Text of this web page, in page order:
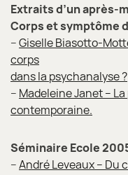
Extraits d’un après-
Corps et symptôme
–Giselle Biasotto-
corps
dans la psychanalyse ?
– Madeleine Janet –
contemporaine.
Séminaire Ecole
–André Leveaux – Du